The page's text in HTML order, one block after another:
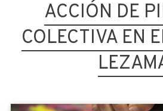
ACCIÓN DE
COLECTIVA EN